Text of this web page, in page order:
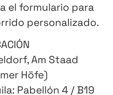
el formulario para
personalizado.
Am Staad
Höfe)
Pabellón 4 / B19